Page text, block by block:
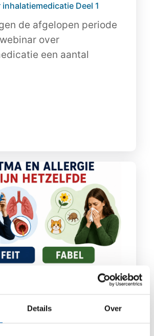
Details Over
Deel 1
de afgelopen periode
over
een aantal
zijn hetzelfde. Feit of
met astma hebben te